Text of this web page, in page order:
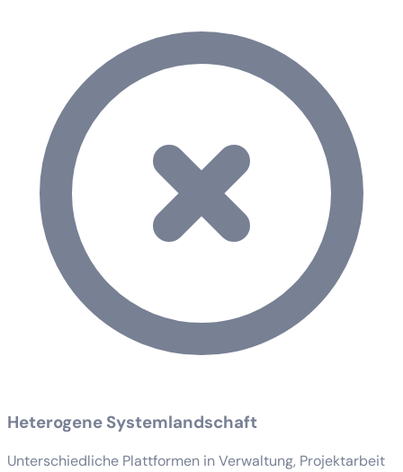
Heterogene Systemlandschaft
Unterschiedliche Plattformen in Verwaltung, Projektarbeit